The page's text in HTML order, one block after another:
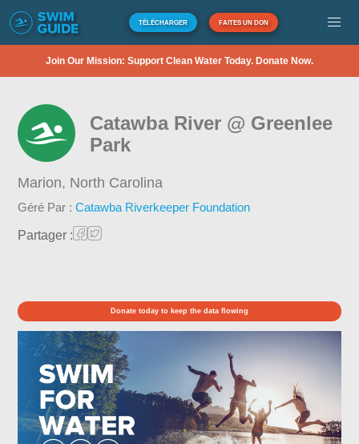
TÉLÉCHARGER FAITES UN DON
Join Our Mission: Support Clean Water Today. Donate Now.
Catawba River @ Greenlee
Park
Marion, North Carolina
Géré Par :Catawba Riverkeeper Foundation
Partager :
Donate today to keep the data flowing